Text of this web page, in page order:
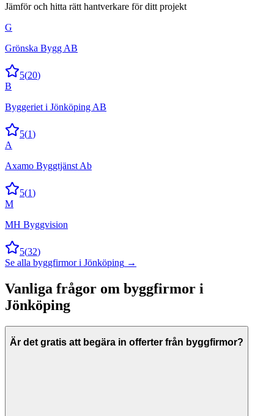
Jämför och hitta rätt hantverkare för ditt projekt
G
Grönska Bygg AB
5(20)
B
Byggeriet i Jönköping AB
5(1)
A
Axamo Byggtjänst Ab
5(1)
M
MH Byggvision
5(32)
Se alla byggfirmori Jönköping →
Vanliga frågor om byggfirmor i
Jönköping
Är det gratis att begära in offerter från byggfirmor?